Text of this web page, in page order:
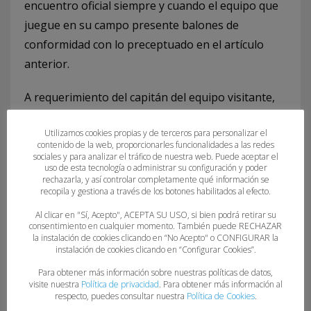
encuentro oficial siempre y cuando el equipo que
juegue en su campo presente balones de
conformidad con lo preceptuado en el artículo
anterior.
A requerimiento del capitán del equipo visitante,
presencia. En caso de no poderse celebrar el
encuentro por falta de balones reglamentarios, se
considerará al club organizador como
incomparecido.
Independientemente de lo antedicho, la
Federación de Balonmano del Principado de
Asturias podrá designar una marca o tipo de
balón oficial para disputar todos los encuentros,
lo cual será publicado en las Bases Generales o en
Utilizamos cookies propias y de terceros para personalizar el
contenido de la web, proporcionarles funcionalidades a las redes
sociales y para analizar el tráfico de nuestra web. Puede aceptar el
uso de esta tecnología o administrar su configuración y poder
rechazarla, y así controlar completamente qué información se
recopila y gestiona a través de los botones habilitados al efecto.
Al clicar en "Sí, Acepto", ACEPTA SU USO, si bien podrá retirar su
consentimiento en cualquier momento. También puede RECHAZAR
la instalación de cookies clicando en “No Acepto" o CONFIGURAR la
instalación de cookies clicando en “Configurar Cookies”.
Para obtener más información sobre nuestras políticas de datos,
visite nuestra Política de privacidad. Para obtener más información al
respecto, puedes consultar nuestra Política de Cookies.